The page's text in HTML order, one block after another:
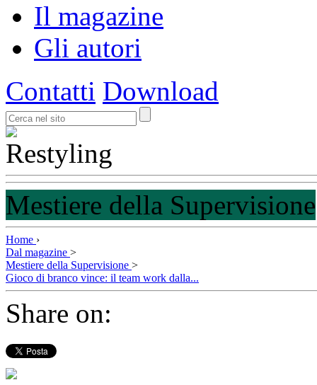
Il magazine
Gli autori
Contatti Download
Mestiere della Supervisione
Home ›
Dal magazine >
Mestiere della Supervisione >
Gioco di branco vince: il team work dalla...
Share on: